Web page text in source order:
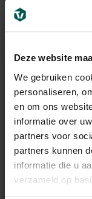
Deze website
We gebruiken
personaliseren,
en om ons
informatie over
partners voor
partners kunnen
informatie die u
verzameld op